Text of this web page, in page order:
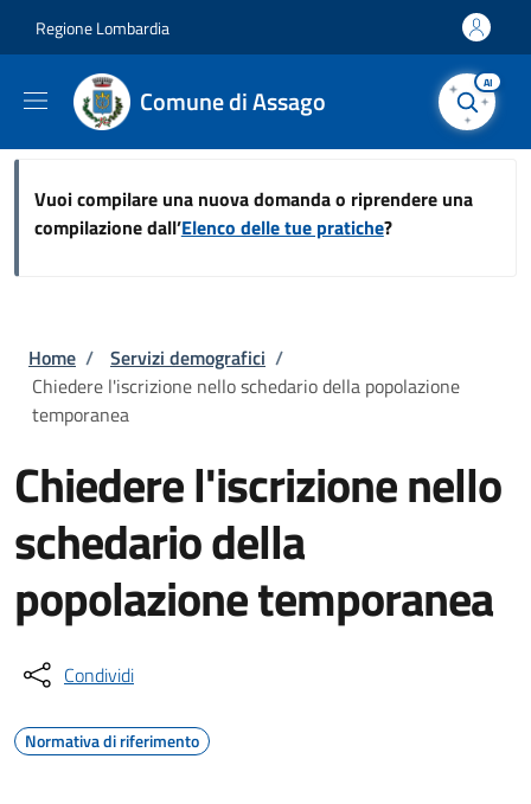
Regione Lombardia
Comune di Assago
AI
Vuoi compilare una nuova domanda o riprendere una
compilazione dall’Elenco delle tue pratiche?
Briciole di pane
Home / Servizi demografici /
Chiedere l'iscrizione nello schedario della popolazione
temporanea
Chiedere l'iscrizione nello
schedario della
popolazione temporanea
Condividi
Normativa di riferimento